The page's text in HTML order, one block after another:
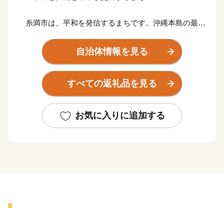
糸満市は、平和を発信するまちです。沖縄本島の最南
の塔や平和祈念公園をはじめ、各都道府県の慰霊碑が多
数存在するなど平和の尊さと戦争の悲惨さを発信するま
ちで、修学旅行など平和学習の場となっています。
レーや糸満大綱引をはじめ、ウシデーク、棒術、エイサ
ーなどの伝統行事が各字に息づき、また全国でも珍しい
自治体情報を見る
すべての返礼品を見る
お気に入りに追加する